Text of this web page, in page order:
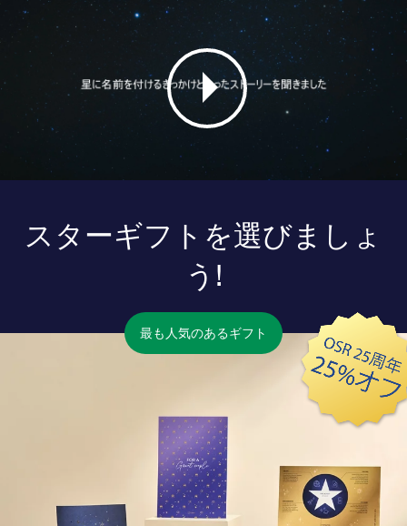
スターギフトを選びましょ
う!
最も人気のあるギフト